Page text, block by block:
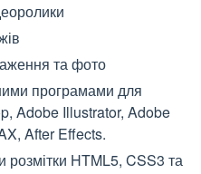
та фото
програмами для
Adobe Illustrator, Adobe
After Effects.
HTML5, CSS3 та